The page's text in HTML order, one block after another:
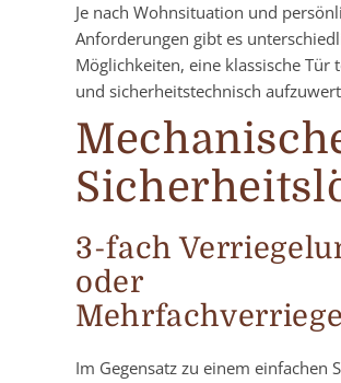
Je nach Wohnsituation und
Anforderungen gibt es
Möglichkeiten, eine klassische Tür
und sicherheitstechnisch
3-fach
oder
Im Gegensatz zu einem einfachen